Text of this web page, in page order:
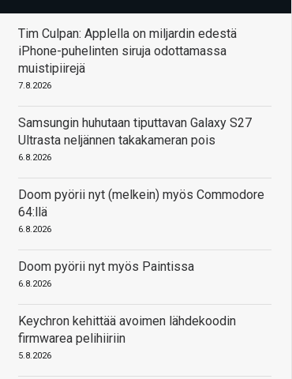
Tim Culpan: Applella on miljardin edestä
iPhone-puhelinten siruja odottamassa
muistipiirejä
7.8.2026
Samsungin huhutaan tiputtavan Galaxy S27
Ultrasta neljännen takakameran pois
6.8.2026
Doom pyörii nyt (melkein) myös Commodore
64:llä
6.8.2026
Doom pyörii nyt myös Paintissa
6.8.2026
Keychron kehittää avoimen lähdekoodin
firmwarea pelihiiriin
5.8.2026